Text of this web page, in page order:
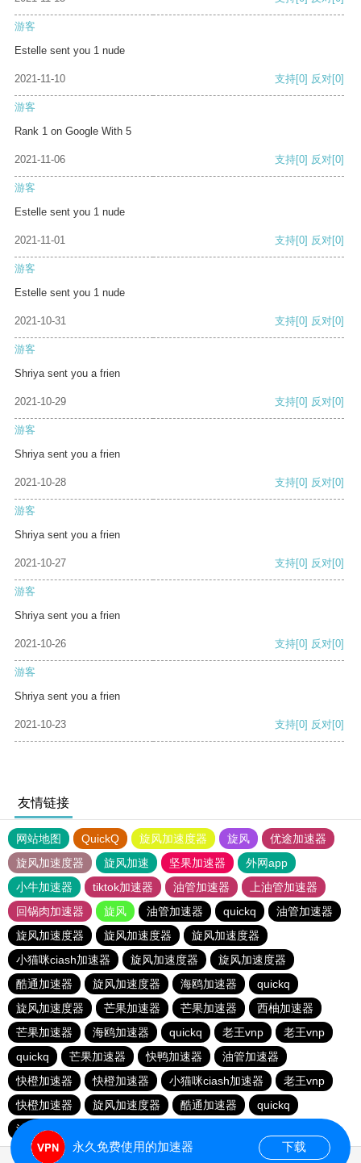
游客
Estelle sent you 1 nude
2021-11-10 支持[0] 反对[0]
游客
Rank 1 on Google With 5
2021-11-06 支持[0] 反对[0]
游客
Estelle sent you 1 nude
2021-11-01 支持[0] 反对[0]
游客
Estelle sent you 1 nude
2021-10-31 支持[0] 反对[0]
游客
Shriya sent you a frien
2021-10-29 支持[0] 反对[0]
游客
Shriya sent you a frien
2021-10-28 支持[0] 反对[0]
游客
Shriya sent you a frien
2021-10-27 支持[0] 反对[0]
游客
Shriya sent you a frien
2021-10-26 支持[0] 反对[0]
游客
Shriya sent you a frien
2021-10-23 支持[0] 反对[0]
友情链接
网站地图 QuickQ 旋风加速度器 旋风
优途加速器
旋风加速度器
旋风加速 坚果加速器
外网app
小牛加速器
tiktok加速器 油管加速器
上油管加速器
回锅肉加速器
旋风 油管加速器 quickq
油管加速器
旋风加速度器
旋风加速度器
旋风加速度器
小猫咪ciash加速器
旋风加速度器
旋风加速度器
酷通加速器
旋风加速度器 海鸥加速器
quickq
旋风加速度器
芒果加速器 芒果加速器
西柚加速器
芒果加速器
海鸥加速器 quickq 老王vnp
老王vnp
quickq
芒果加速器 快鸭加速器
油管加速器
快橙加速器
快橙加速器 小猫咪ciash加速器
老王vnp
快橙加速器
旋风加速度器 酷通加速器
quickq
油管加速器
永久免费使用的加速器 下载